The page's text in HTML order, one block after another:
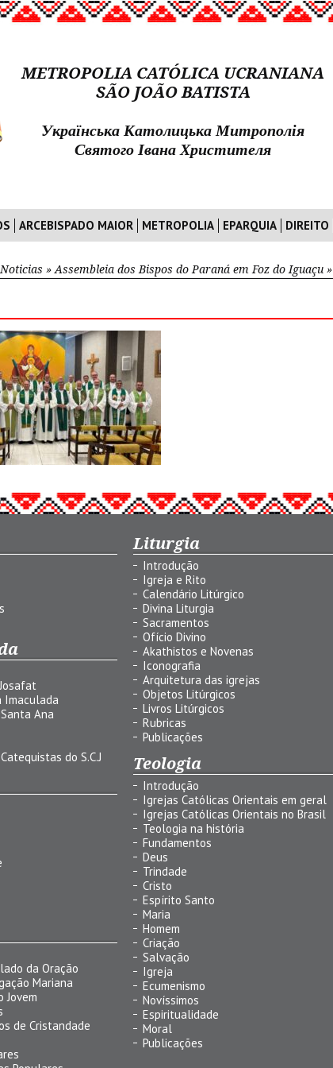
METROPOLIA CATÓLICA UCRANIANA
SÃO JOÃO BATISTA
Українська Католицька Митрополія
Святого Івана Христителя
ARCEBISPADO MAIOR METROPOLIA EPARQUIA DIREITO
Noticias » Assembleia dos Bispos do Paraná em Foz do Iguaçu »
Imaculada
Ana
do S.C.J
da Oração
Mariana
Jovem
de Cristandade
Liturgia
Introdução
Igreja e Rito
Calendário Litúrgico
Divina Liturgia
Sacramentos
Ofício Divino
Akathistos e Novenas
Iconografia
Arquitetura das igrejas
Objetos Litúrgicos
Livros Litúrgicos
Rubricas
Publicações
Teologia
Introdução
Igrejas Católicas Orientais em geral
Igrejas Católicas Orientais no Brasil
Teologia na história
Fundamentos
Deus
Trindade
Cristo
Espírito Santo
Maria
Homem
Criação
Salvação
Igreja
Ecumenismo
Novíssimos
Espiritualidade
Moral
Publicações